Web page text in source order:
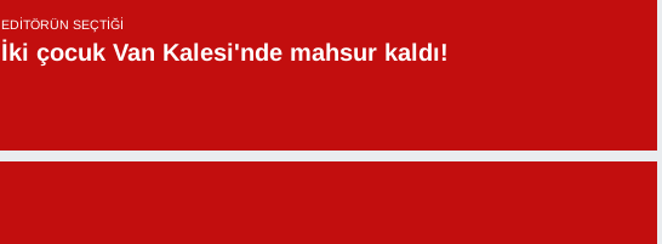
EDITÖRÜN SEÇTIĞI
İki çocuk Van Kalesi'nde mahsur kaldı!